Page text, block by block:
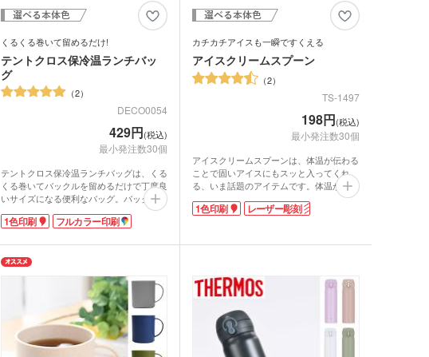
くるくる巻いて留めるだけ!
テントクロス保冷温ランチバッ
グ
2
DECO0054
429円(税込)
最小発注数30個
テントクロス保冷温ランチバッグは、くる
くる巻いてバックルを留めるだけで丁度良
いサイズになる便利なバッグ。バックルが
持ち手になり、持ち運びも簡単です。テン
トにも採用される丈夫でしなやかな生地。
す。内側はアルミ蒸着フィルムで保冷温効
果に優れています。コンパクトに折り畳め
るのもうれしいポイントです。
1色・フルカラー印刷で名入れが可能。男
女問わずお使いいただける色展開です。セ
レクトショップやアパレルなどの周年記念
やキャンペーンにいかがでしょうか。
1色印刷 フルカラー印刷
カチカチアイスも一瞬ですくえる
アイスクリームスプーン
2
TS-1497
198円(税込)
最小発注数30個
アイスクリームスプーンは、体温が伝わる
ことで固いアイスにもスッと入ってくれ
る、いま話題のアイテムです。体温が伝わ
りやすいアルミ製なので、柔らかくなるの
を待たなくても大丈夫。
開なので、高級感を打ち出すブランドの
ので、配布しやすく受け取った側も荷物に
ならずに喜ばれます。
1色印刷 レーザー彫刻